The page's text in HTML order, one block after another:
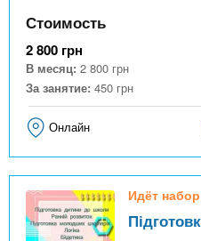
Стоимость
2 800 грн
В месяц: 2 800 грн
За занятие: 450 грн
Онлайн
Идёт